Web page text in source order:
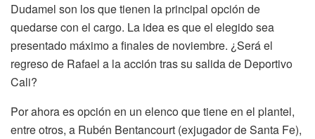
Dudamel son los que tienen la principal opción de
quedarse con el cargo. La idea es que el elegido sea
presentado máximo a finales de noviembre. ¿Será el
regreso de Rafael a la acción tras su salida de Deportivo
Cali?
Por ahora es opción en un elenco que tiene en el plantel,
entre otros, a Rubén Bentancourt (exjugador de Santa Fe),